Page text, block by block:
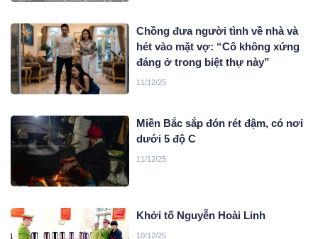
Chồng đưa người tình về nhà và
hét vào mặt vợ: “Cô không xứng
đáng ở trong biệt thự này”
11/12/25
Miền Bắc sắp đón rét đậm, có nơi
dưới 5 độ C
11/12/25
Khởi tố Nguyễn Hoài Linh
10/12/25